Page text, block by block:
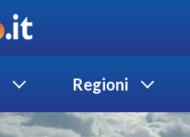
Regioni